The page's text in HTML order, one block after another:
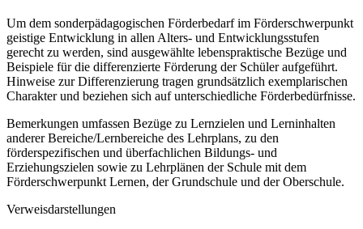
Um dem sonderpädagogischen Förderbedarf im Förderschwerpunkt
geistige Entwicklung in allen Alters- und Entwicklungsstufen
gerecht zu werden, sind ausgewählte lebenspraktische Bezüge und
Beispiele für die differenzierte Förderung der Schüler aufgeführt.
Hinweise zur Differenzierung tragen grundsätzlich exemplarischen
Charakter und beziehen sich auf unterschiedliche Förderbedürfnisse.
Bemerkungen umfassen Bezüge zu Lernzielen und Lerninhalten
anderer Bereiche/Lernbereiche des Lehrplans, zu den
förderspezifischen und überfachlichen Bildungs- und
Erziehungszielen sowie zu Lehrplänen der Schule mit dem
Förderschwerpunkt Lernen, der Grundschule und der Oberschule.
Verweisdarstellungen